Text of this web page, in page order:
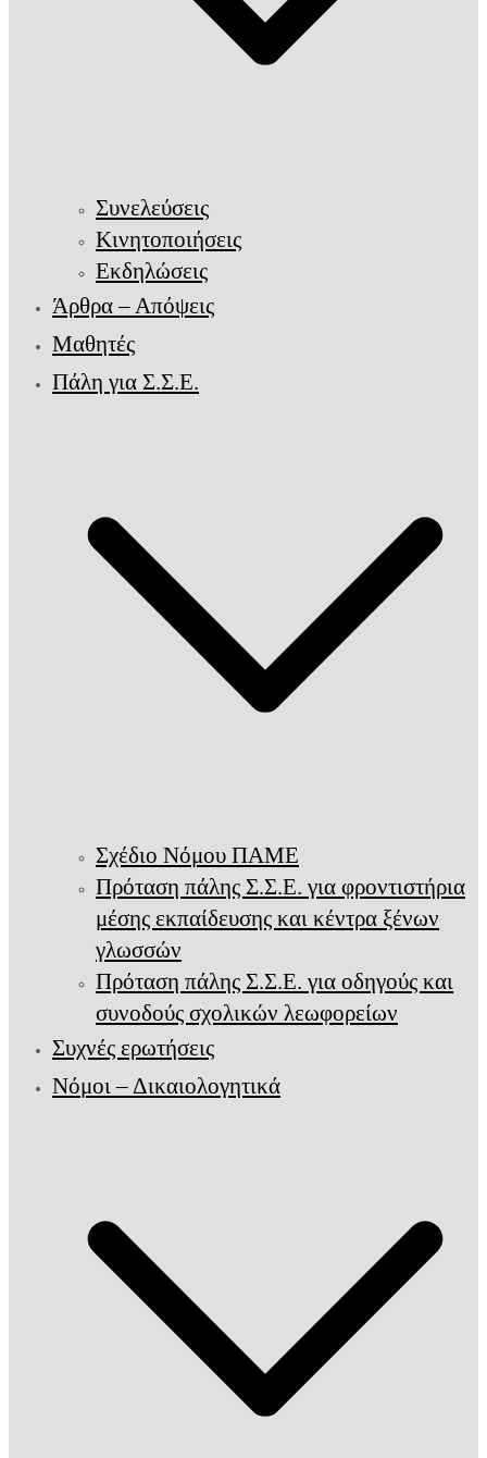
Συνελεύσεις
Κινητοποιήσεις
Εκδηλώσεις
Άρθρα – Απόψεις
Μαθητές
Πάλη για Σ.Σ.Ε.
Σχέδιο Νόμου ΠΑΜΕ
Πρόταση πάλης Σ.Σ.Ε. για φροντιστήρια
μέσης εκπαίδευσης και κέντρα ξένων
γλωσσών
Πρόταση πάλης Σ.Σ.Ε. για οδηγούς και
συνοδούς σχολικών λεωφορείων
Συχνές ερωτήσεις
Νόμοι – Δικαιολογητικά